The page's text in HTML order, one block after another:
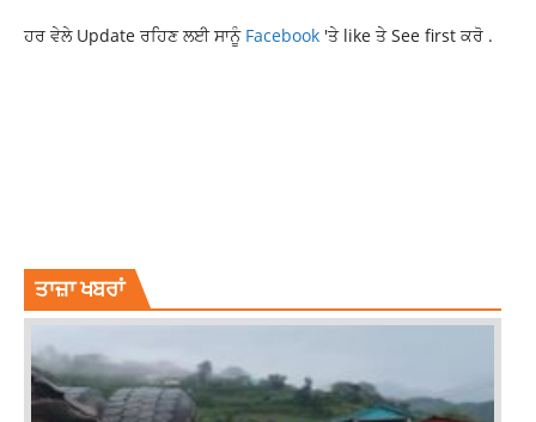
ਹਰ ਵੇਲੇ Update ਰਹਿਣ ਲਈ ਸਾਨੂੰ Facebook 'ਤੇ like ਤੇ See first ਕਰੋ .
ਤਾਜ਼ਾ ਖਬਰਾਂ